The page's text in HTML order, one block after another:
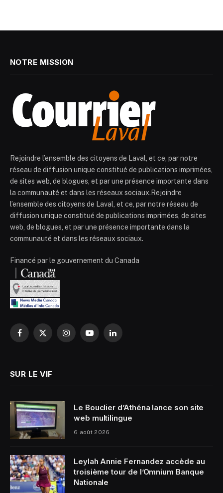
NOTRE MISSION
Rejoindre l’ensemble des citoyens de Laval, et ce, par notre
réseau de diffusion unique constitué de publications imprimées,
de sites web, de blogues, et par une présence importante dans
la communauté et dans les réseaux sociaux.Rejoindre
l’ensemble des citoyens de Laval, et ce, par notre réseau de
diffusion unique constitué de publications imprimées, de sites
web, de blogues, et par une présence importante dans la
communauté et dans les réseaux sociaux.
Financé par le gouvernement du Canada
Facebook
X
InstagramYouTubeLinkedIn
SUR LE VIF
Le Bouclier d’Athéna lance son site
web multilingue
6 août 2026
Leylah Annie Fernandez accède au
troisième tour de l’Omnium Banque
Nationale